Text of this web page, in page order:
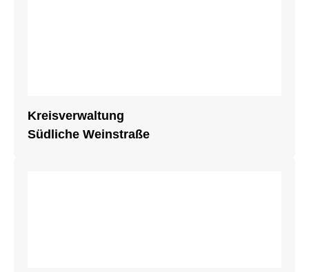
Kreisverwaltung
Südliche Weinstraße